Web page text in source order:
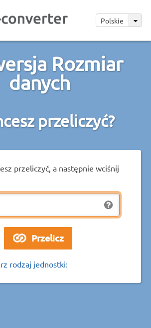
Polskie
Rozmiar
danych
przeliczyć?
przeliczyć, a następnie wciśnij
rodzaj jednostki: